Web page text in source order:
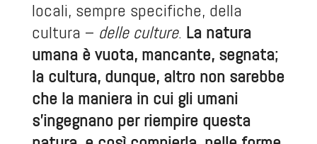
locali, sempre specifiche, della
cultura – delle culture. La natura
umana è vuota, mancante, segnata;
la cultura, dunque, altro non sarebbe
che la maniera in cui gli umani
s’ingegnano per riempire questa